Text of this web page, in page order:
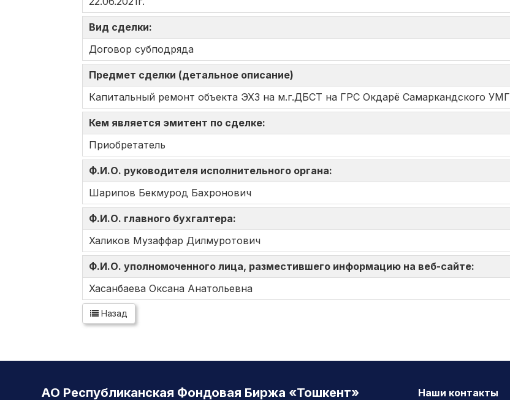
Вид сделки:
Договор субподряда
Предмет сделки (детальное описание)
Капитальный ремонт объекта ЭХЗ на м.г.ДБСТ на ГРС Окдарё Самаркандского УМГ
Кем является эмитент по сделке:
Приобретатель
Ф.И.О. руководителя исполнительного органа:
Шарипов Бекмурод Бахронович
Ф.И.О. главного бухгалтера:
Халиков Музаффар Дилмуротович
Ф.И.О. уполномоченного лица, разместившего информацию на веб-сайте:
Хасанбаева Оксана Анатольевна
Назад
АО Республиканская Фондовая Биржа «Тошкент» Наши контакты